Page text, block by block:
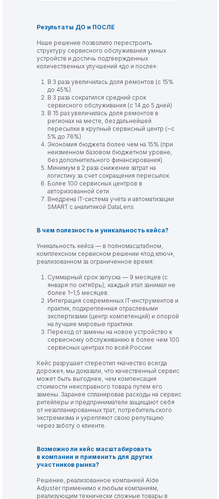
Результаты ДО и ПОСЛЕ
Наше решение позволило перестроить
структуру сервисного обслуживания умных
устройств и достичь подтвержденных
количественных улучшений «до и после»:
В 3 раза увеличилась доля ремонтов (с 15%
до 45%).
В 3 раза сократился средний срок
сервисного обслуживания (с 14 до 5 дней)
В 15 раз увеличилась доля ремонтов в
регионах на месте, без дальнейшей
пересылки в крупный сервисный центр (~с
5% до 76%).
Экономия бюджета более чем на 15% (при
неизменном базовом бюджетном уровне,
без дополнительного финансирования).
Минимум в 2 раза снижение затрат на
логистику за счет сокращения пересылок.
Более 100 сервисных центров в
авторизованной сети.
Внедрена IT-система учёта и автоматизации
SMART с аналитикой DataLens
В чем полезность и уникальность кейса?
Уникальность кейса — в полномасштабном,
комплексном сервисном решении «под ключ»,
реализованном за ограниченное время:
Суммарный срок запуска — 9 месяцев (с
января по октябрь); каждый этап занимал не
более 1–1,5 месяцев.
Интеграция современных IT-инструментов и
практик, подкрепленная отраслевыми
экспертизами (центр компетенций) и опорой
на лучшие мировые практики.
Переход от замены на новое устройство к
сервисному обслуживанию в более чем 100
сервисных центрах по всей России
Кейс разрушает стереотип «качество всегда
дороже», мы доказали, что качественный сервис
может быть выгоднее, чем компенсация
стоимости неисправного товара путем его
замены. Заранее спланировав расходы на сервис
ритейлеры и предприниматели защищают себя
от незапланированных трат, потребительского
экстремизма и укрепляют свою репутацию
через заботу о клиенте.
Возможно ли кейс масштабировать
в компании и применить для других
участников рынка?
Решение, реализованное компанией AIde
Adjuster применимо к любым компаниям,
реализующим технически сложные товары в